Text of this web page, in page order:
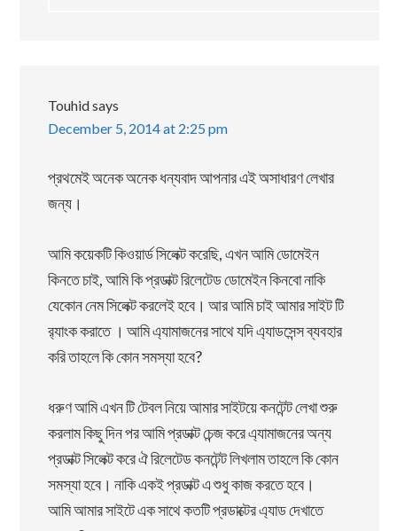
Touhidsays
December 5, 2014 at 2:25 pm
প্রথমেই অনেক অনেক ধন্যবাদ আপনার এই অসাধারণ লেখার
জন্য।
আমি কয়েকটি কিওয়ার্ড সিলেক্ট করেছি, এখন আমি ডোমেইন
কিনতে চাই, আমি কি প্রডাক্ট রিলেটেড ডোমেইন কিনবো নাকি
যেকোন নেম সিলেক্ট করলেই হবে। আর আমি চাই আমার সাইট টি
র‌্যাংক করাতে । আমি এ্যামাজনের সাথে যদি এ্যাডসেন্স ব্যবহার
করি তাহলে কি কোন সমস্যা হবে?
ধরুণ আমি এখন টি টেবল নিয়ে আমার সাইটয়ে কনটেন্ট লেখা শুরু
করলাম কিছু দিন পর আমি প্রডাক্ট চেন্জ করে এ্যামাজনের অন্য
প্রডাক্ট সিলেক্ট করে ঐ রিলেটেড কনটেন্ট লিখলাম তাহলে কি কোন
সমস্যা হবে। নাকি একই প্রডাক্ট এ শুধু কাজ করতে হবে।
আমি আমার সাইটে এক সাথে কতটি প্রডাক্টের এ্যাড দেখাতে